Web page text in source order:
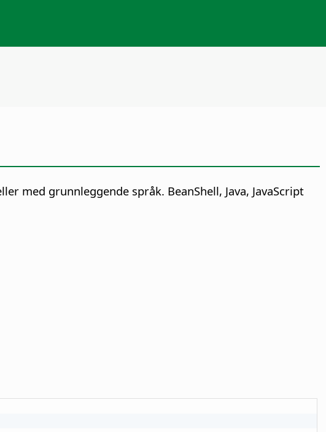
med grunnleggende språk. BeanShell, Java, JavaScript